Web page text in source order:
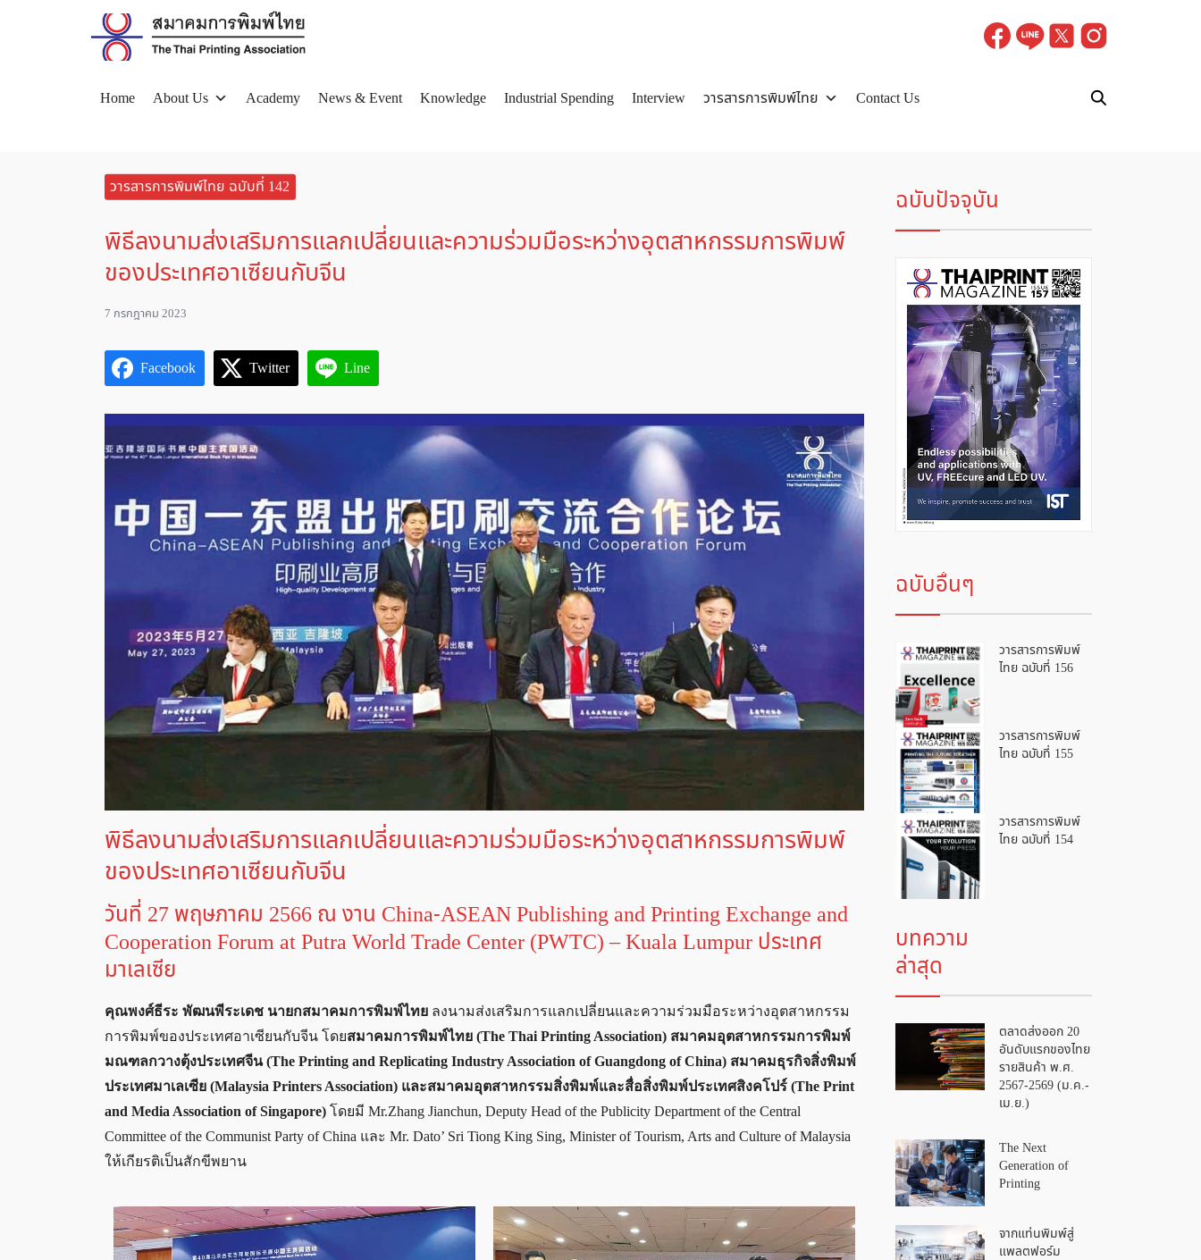
Home About Us Academy News & Event Knowledge Industrial Spending Interview วารสารการพิมพ์ไทย
Contact Us
วารสารการพิมพ์ไทย ฉบับที่ 142
พิธีลงนามส่งเสริมการแลกเปลี่ยนและความร่วมมือระหว่างอุตสาหกรรมการพิมพ์
ของประเทศอาเซียนกับจีน
7 กรกฎาคม 2023
Facebook Twitter Line
พิธีลงนามส่งเสริมการแลกเปลี่ยนและความร่วมมือระหว่างอุตสาหกรรมการพิมพ์
ของประเทศอาเซียนกับจีน
วันที่ 27 พฤษภาคม 2566 ณ งาน China-ASEAN Publishing and Printing Exchange and
Cooperation Forum at Putra World Trade Center (PWTC) – Kuala Lumpur ประเทศ
มาเลเซีย
คุณพงศ์ธีระ พัฒนพีระเดช นายกสมาคมการพิมพ์ไทย ลงนามส่งเสริมการแลกเปลี่ยนและความร่วมมือระหว่างอุตสาหกรรม
การพิมพ์ของประเทศอาเซียนกับจีน โดยสมาคมการพิมพ์ไทย (The Thai Printing Association) สมาคมอุตสาหกรรมการพิมพ์
มณฑลกวางตุ้งประเทศจีน (The Printing and Replicating Industry Association of Guangdong of China) สมาคมธุรกิจสิ่งพิมพ์
ประเทศมาเลเซีย (Malaysia Printers Association) และสมาคมอุตสาหกรรมสิ่งพิมพ์และสื่อสิ่งพิมพ์ประเทศสิงคโปร์ (The Print
and Media Association of Singapore) โดยมี Mr.Zhang Jianchun, Deputy Head of the Publicity Department of the Central
Committee of the Communist Party of China และ Mr. Dato’ Sri Tiong King Sing, Minister of Tourism, Arts and Culture of Malaysia
ให้เกียรติเป็นสักขีพยาน
ฉบับปัจจุบัน
ฉบับอื่นๆ
วารสารการพิมพ์
ไทย ฉบับที่ 156
วารสารการพิมพ์
ไทย ฉบับที่ 155
วารสารการพิมพ์
ไทย ฉบับที่ 154
บทความ
ล่าสุด
ตลาดส่งออก 20
อันดับแรกของไทย
รายสินค้า พ.ศ.
2567-2569 (ม.ค.-
เม.ย.)
The Next
Generation of
Printing
จากแท่นพิมพ์สู่
แพลตฟอร์ม